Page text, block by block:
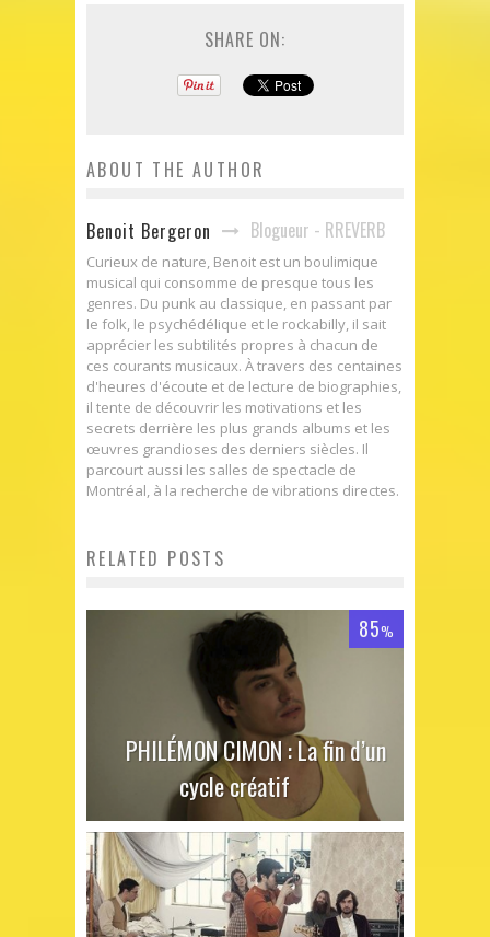
SHARE ON:
ABOUT THE AUTHOR
Benoit Bergeron Blogueur - RREVERB
Curieux de nature, Benoit est un boulimique
musical qui consomme de presque tous les
genres. Du punk au classique, en passant par
le folk, le psychédélique et le rockabilly, il sait
apprécier les subtilités propres à chacun de
ces courants musicaux. À travers des centaines
d'heures d'écoute et de lecture de biographies,
il tente de découvrir les motivations et les
secrets derrière les plus grands albums et les
œuvres grandioses des derniers siècles. Il
parcourt aussi les salles de spectacle de
Montréal, à la recherche de vibrations directes.
RELATED POSTS
85%
PHILÉMON CIMON : La fin d’un
cycle créatif